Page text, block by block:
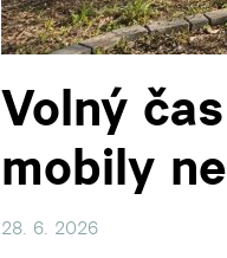
Volný
mobily
28. 6. 2026